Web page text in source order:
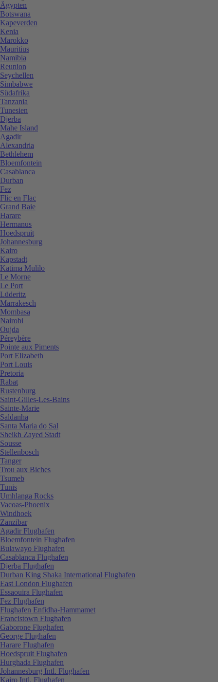
Ägypten
Botswana
Kapeverden
Kenia
Marokko
Mauritius
Namibia
Reunion
Seychellen
Simbabwe
Südafrika
Tanzania
Tunesien
Djerba
Mahe Island
Agadir
Alexandria
Bethlehem
Bloemfontein
Casablanca
Durban
Fez
Flic en Flac
Grand Baie
Harare
Hermanus
Hoedspruit
Johannesburg
Kairo
Kapstadt
Katima Mulilo
Le Morne
Le Port
Lüderitz
Marrakesch
Mombasa
Nairobi
Oujda
Péreybère
Pointe aux Piments
Port Elizabeth
Port Louis
Pretoria
Rabat
Rustenburg
Saint-Gilles-Les-Bains
Sainte-Marie
Saldanha
Santa Maria do Sal
Sheikh Zayed Stadt
Sousse
Stellenbosch
Tanger
Trou aux Biches
Tsumeb
Tunis
Umhlanga Rocks
Vacoas-Phoenix
Windhoek
Zanzibar
Agadir Flughafen
Bloemfontein Flughafen
Bulawayo Flughafen
Casablanca Flughafen
Djerba Flughafen
Durban King Shaka International Flughafen
East London Flughafen
Essaouira Flughafen
Fez Flughafen
Flughafen Enfidha-Hammamet
Francistown Flughafen
Gaborone Flughafen
George Flughafen
Harare Flughafen
Hoedspruit Flughafen
Hurghada Flughafen
Johannesburg Intl. Flughafen
Kairo Intl. Flughafen